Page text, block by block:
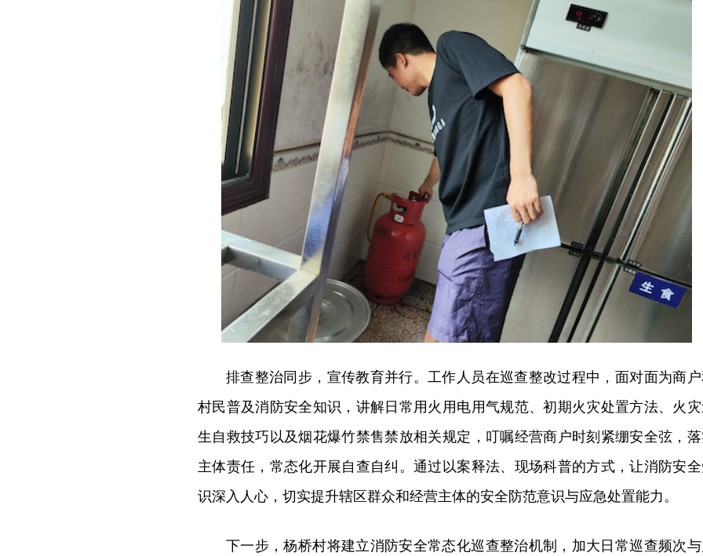
排查整治同步，宣传教育并行。工作人员在巡查整改过程中，面对面为商户
村民普及消防安全知识，讲解日常用火用电用气规范、初期火灾处置方法、火
生自救技巧以及烟花爆竹禁售禁放相关规定，叮嘱经营商户时刻紧绷安全弦，
主体责任，常态化开展自查自纠。通过以案释法、现场科普的方式，让消防安
识深入人心，切实提升辖区群众和经营主体的安全防范意识与应急处置能力。
下一步，杨桥村将建立消防安全常态化巡查整治机制，加大日常巡查频次与